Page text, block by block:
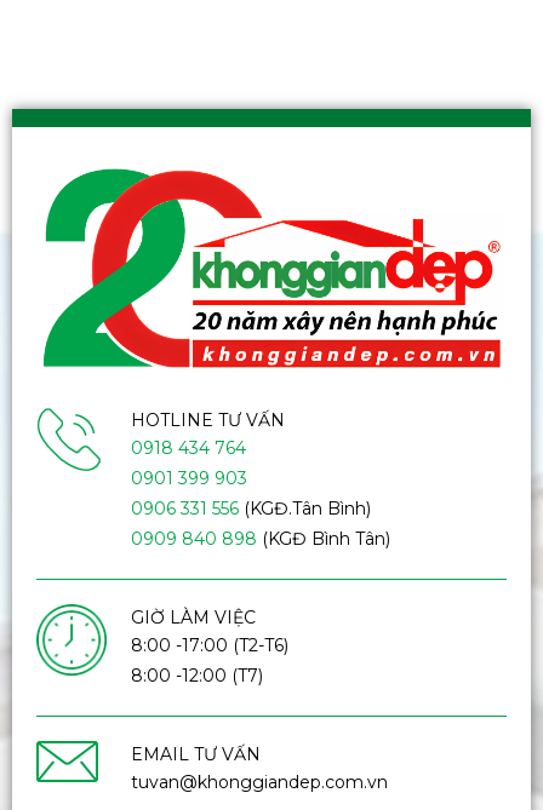
HOTLINE TƯ VẤN
0918 434 764
0901 399 903
0906 331 556(KGĐ.Tân Bình)
0909 840 898 (KGĐ Bình Tân)
GIỜ LÀM VIỆC
8:00 -17:00 (T2-T6)
8:00 -12:00 (T7)
EMAIL TƯ VẤN
tuvan@khonggiandep.com.vn